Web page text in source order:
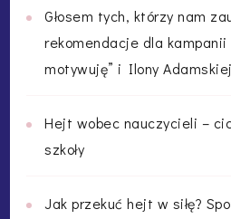
Głosem tych, którzy nam
rekomendacje dla
motywuję” i Ilony Adamskiej
Hejt wobec nauczycieli –
szkoły
Jak przekuć hejt w siłę?